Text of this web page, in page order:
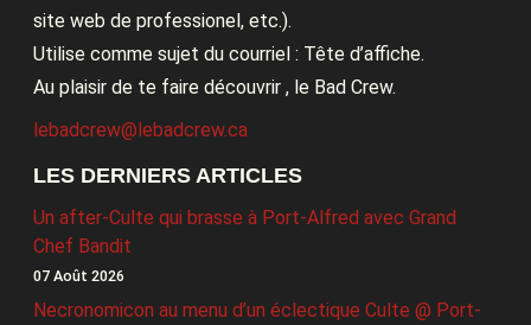
site web de professionel, etc.).
Utilise comme sujet du courriel : Tête d’affiche.
Au plaisir de te faire découvrir , le Bad Crew.
lebadcrew@lebadcrew.ca
LES DERNIERS ARTICLES
Un after-Culte qui brasse à Port-Alfred avec Grand
Chef Bandit
07 Août 2026
Necronomicon au menu d’un éclectique Culte @ Port-